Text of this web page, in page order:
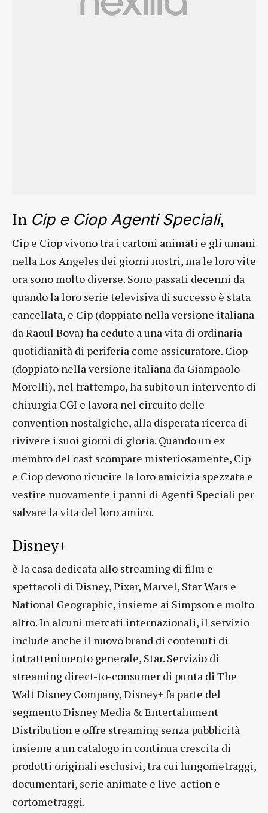
In Cip e Ciop Agenti Speciali,
Cip e Ciop vivono tra i cartoni animati e gli umani
nella Los Angeles dei giorni nostri, ma le loro vite
ora sono molto diverse. Sono passati decenni da
quando la loro serie televisiva di successo è stata
cancellata, e Cip (doppiato nella versione italiana
da Raoul Bova) ha ceduto a una vita di ordinaria
quotidianità di periferia come assicuratore. Ciop
(doppiato nella versione italiana da Giampaolo
Morelli), nel frattempo, ha subito un intervento di
chirurgia CGI e lavora nel circuito delle
convention nostalgiche, alla disperata ricerca di
rivivere i suoi giorni di gloria. Quando un ex
membro del cast scompare misteriosamente, Cip
e Ciop devono ricucire la loro amicizia spezzata e
vestire nuovamente i panni di Agenti Speciali per
salvare la vita del loro amico.
Disney+
è la casa dedicata allo streaming di film e
spettacoli di Disney, Pixar, Marvel, Star Wars e
National Geographic, insieme ai Simpson e molto
altro. In alcuni mercati internazionali, il servizio
include anche il nuovo brand di contenuti di
intrattenimento generale, Star. Servizio di
streaming direct-to-consumer di punta di The
Walt Disney Company, Disney+ fa parte del
segmento Disney Media & Entertainment
Distribution e offre streaming senza pubblicità
insieme a un catalogo in continua crescita di
prodotti originali esclusivi, tra cui lungometraggi,
documentari, serie animate e live-action e
cortometraggi.